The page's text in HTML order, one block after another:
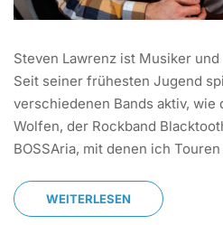
Steven Lawrenz ist Musiker
Seit seiner frühesten Jugend
verschiedenen Bands aktiv,
Wolfen, der Rockband
BOSSAria, mit denen ich
WEITERLESEN